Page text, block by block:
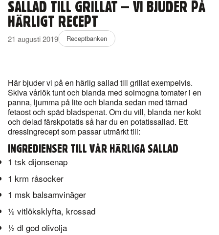
SALLAD TILL GRILLAT – VI BJUDER PÅ
HÄRLIGT RECEPT
21 augusti 2019 Receptbanken
Här bjuder vi på en härlig sallad till grillat exempelvis.
Skiva vårlök tunt och blanda med solmogna tomater i en
panna, ljumma på lite och blanda sedan med tärnad
fetaost och späd bladspenat. Om du vill, blanda ner kokt
och delad färskpotatis så har du en potatissallad. Ett
dressingrecept som passar utmärkt till:
INGREDIENSER TILL VÅR HÄRLIGA SALLAD
1 tsk dijonsenap
1 krm råsocker
1 msk balsamvinäger
½ vitlöksklyfta, krossad
½ dl god olivolja